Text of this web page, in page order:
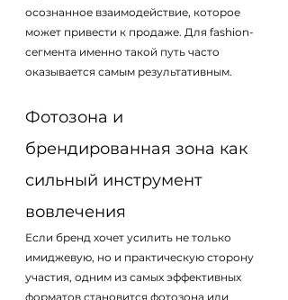
осознанное взаимодействие, которое
может привести к продаже. Для fashion-
сегмента именно такой путь часто
оказывается самым результативным.
Фотозона и
брендированная зона как
сильный инструмент
вовлечения
Если бренд хочет усилить не только
имиджевую, но и практическую сторону
участия, одним из самых эффективных
форматов становится фотозона или